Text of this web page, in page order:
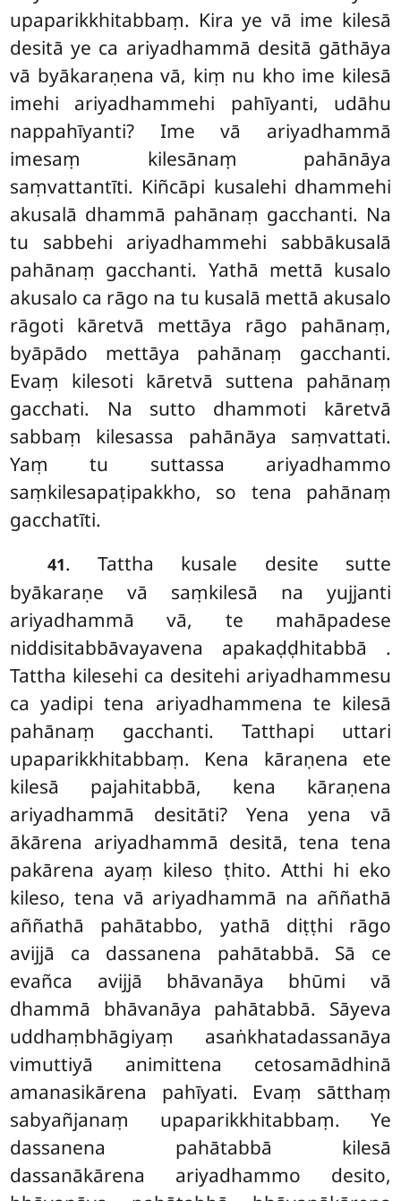
upaparikkhitabbaṃ. Kira ye vā ime kilesā
desitā ye ca ariyadhammā desitā gāthāya
vā byākaraṇena vā, kiṃ nu kho ime kilesā
imehi ariyadhammehi pahīyanti, udāhu
nappahīyanti? Ime vā ariyadhammā
imesaṃ kilesānaṃ pahānāya
saṃvattantīti. Kiñcāpi kusalehi dhammehi
akusalā dhammā pahānaṃ gacchanti. Na
tu sabbehi ariyadhammehi sabbākusalā
pahānaṃ gacchanti. Yathā mettā kusalo
akusalo ca rāgo na tu kusalā mettā akusalo
rāgoti kāretvā mettāya rāgo pahānaṃ,
byāpādo mettāya pahānaṃ gacchanti.
Evaṃ kilesoti kāretvā suttena pahānaṃ
gacchati. Na sutto dhammoti kāretvā
sabbaṃ kilesassa pahānāya saṃvattati.
Yaṃ tu suttassa ariyadhammo
saṃkilesapaṭipakkho, so tena pahānaṃ
gacchatīti.
41. Tattha kusale desite sutte
byākaraṇe vā saṃkilesā na yujjanti
ariyadhammā vā, te mahāpadese
niddisitabbāvayavena apakaḍḍhitabbā .
Tattha kilesehi ca desitehi ariyadhammesu
ca yadipi tena ariyadhammena te kilesā
pahānaṃ gacchanti. Tatthapi uttari
upaparikkhitabbaṃ. Kena kāraṇena ete
kilesā pajahitabbā, kena kāraṇena
ariyadhammā desitāti? Yena yena vā
ākārena ariyadhammā desitā, tena tena
pakārena ayaṃ kileso ṭhito. Atthi hi eko
kileso, tena vā ariyadhammā na aññathā
aññathā pahātabbo, yathā diṭṭhi rāgo
avijjā ca dassanena pahātabbā. Sā ce
evañca avijjā bhāvanāya bhūmi vā
dhammā bhāvanāya pahātabbā. Sāyeva
uddhaṃbhāgiyaṃ asaṅkhatadassanāya
vimuttiyā animittena cetosamādhinā
amanasikārena pahīyati. Evaṃ sātthaṃ
sabyañjanaṃ upaparikkhitabbaṃ. Ye
dassanena pahātabbā kilesā
dassanākārena ariyadhammo desito,